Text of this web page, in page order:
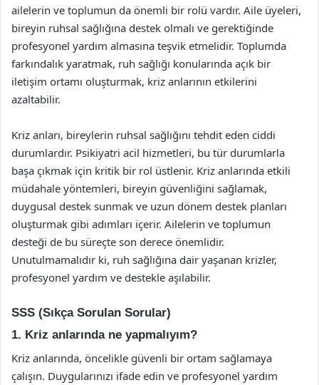
ailelerin ve toplumun da önemli bir rolü vardır. Aile üyeleri,
bireyin ruhsal sağlığına destek olmalı ve gerektiğinde
profesyonel yardım almasına teşvik etmelidir. Toplumda
farkındalık yaratmak, ruh sağlığı konularında açık bir
iletişim ortamı oluşturmak, kriz anlarının etkilerini
azaltabilir.
Kriz anları, bireylerin ruhsal sağlığını tehdit eden ciddi
durumlardır. Psikiyatri acil hizmetleri, bu tür durumlarla
başa çıkmak için kritik bir rol üstlenir. Kriz anlarında etkili
müdahale yöntemleri, bireyin güvenliğini sağlamak,
duygusal destek sunmak ve uzun dönem destek planları
oluşturmak gibi adımları içerir. Ailelerin ve toplumun
desteği de bu süreçte son derece önemlidir.
Unutulmamalıdır ki, ruh sağlığına dair yaşanan krizler,
profesyonel yardım ve destekle aşılabilir.
SSS (Sıkça Sorulan Sorular)
1. Kriz anlarında ne yapmalıyım?
Kriz anlarında, öncelikle güvenli bir ortam sağlamaya
çalışın. Duygularınızı ifade edin ve profesyonel yardım